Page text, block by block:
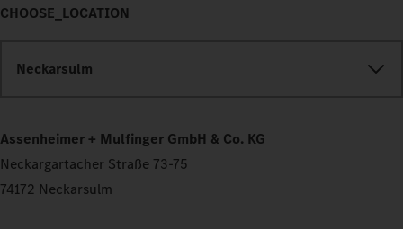
CHOOSE_LOCATION
Neckarsulm
Assenheimer + Mulfinger GmbH & Co. KG
Neckargartacher Straße 73-75
74172 Neckarsulm